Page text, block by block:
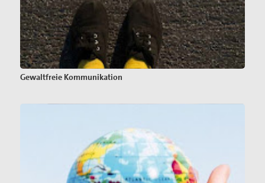
Gewaltfreie Kommunikation